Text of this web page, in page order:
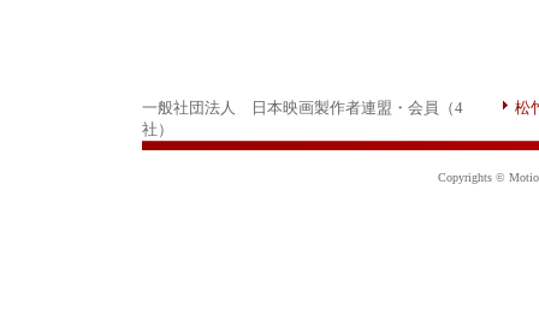
一般社団法人 日本映画製作者連盟・会員（4
社）
松
Copyrights ©